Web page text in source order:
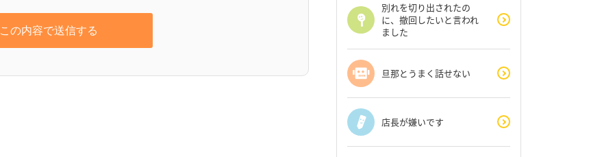
この内容で送信する
別れを切り出されたの
に、撤回したいと言われ
ました
旦那とうまく話せない
店長が嫌いです